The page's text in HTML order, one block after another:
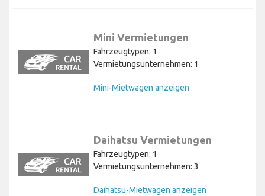
Mini Vermietungen
Fahrzeugtypen: 1
Vermietungsunternehmen: 1
Mini-Mietwagen anzeigen
Daihatsu Vermietungen
Fahrzeugtypen: 1
Vermietungsunternehmen: 3
Daihatsu-Mietwagen anzeigen